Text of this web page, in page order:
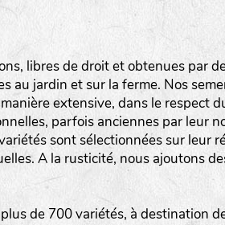
libres de droit et obtenues par
au jardin et sur la ferme. Nos
extensive, dans le respect
parfois anciennes par leur
sont sélectionnées sur leur
A la rusticité, nous ajoutons
de 700 variétés, à destination
LA RÉFÉRENCE :F BEL
F : Fleurs.
Les autres catégories étant :